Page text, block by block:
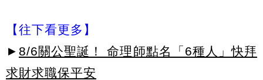
【往下看更多】
► 8/6關公聖誕！ 命理師點名「6種人」快拜
求財求職保平安